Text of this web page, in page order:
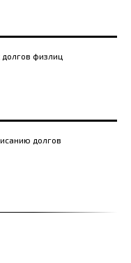
физлиц
долгов